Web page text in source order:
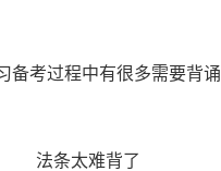
备考过程中有很多需要背
法条太难背了